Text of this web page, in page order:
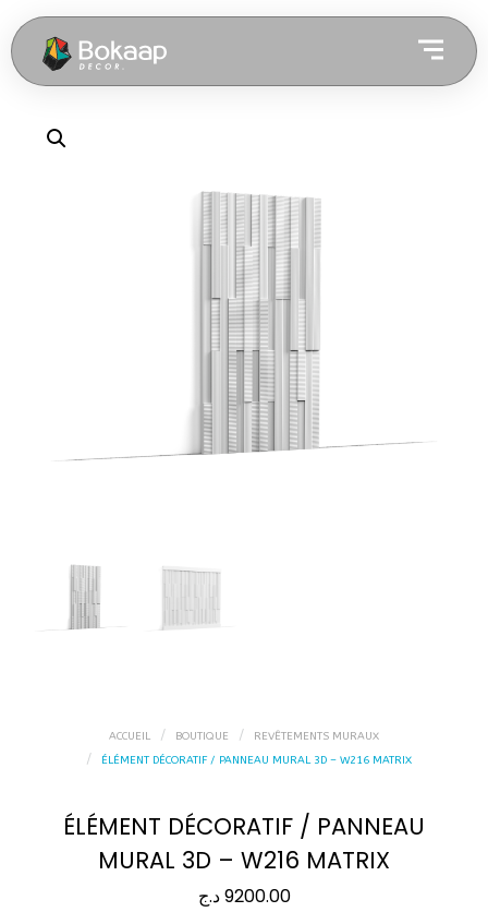
ACCUEIL BOUTIQUE
REVÊTEMENTS MURAUX
ÉLÉMENT DÉCORATIF / PANNEAU MURAL 3D – W216 MATRIX
ÉLÉMENT DÉCORATIF / PANNEAU
MURAL 3D – W216 MATRIX
9200.00د.ج